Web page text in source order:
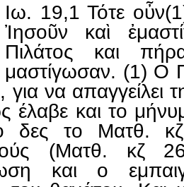
Ιω. 19,1 Τότε
Ἰησοῦν καὶ
Πιλάτος και
μαστίγωσαν. (1) Ο
για να
έλαβε και το
δες το Ματθ.
(Ματθ. κζ
και ο